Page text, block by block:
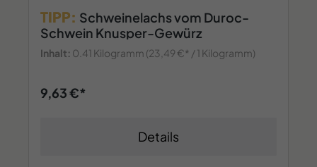
TIPP: Schweinelachs vom Duroc-
Schwein Knusper-Gewürz
Inhalt: 0.41 Kilogramm (23,49 €* / 1 Kilogramm)
9,63 €*
Details